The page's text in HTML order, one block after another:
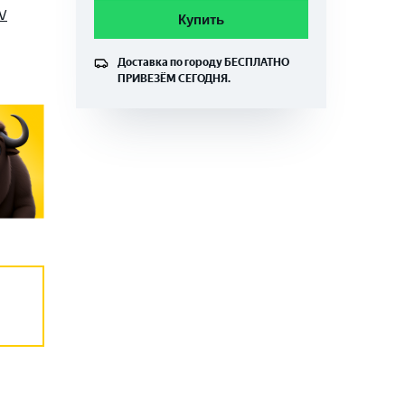
Купить
Доставка по городу БЕСПЛАТНО
ПРИВЕЗЁМ СЕГОДНЯ.